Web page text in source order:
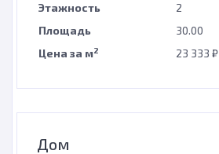
Этажность
2
Площадь
30.00
Цена за м2 23 333 ₽
Дом